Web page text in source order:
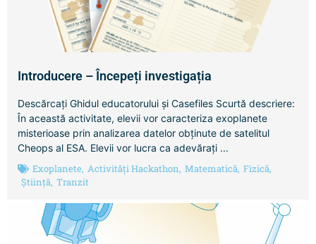
Introducere – Începeți investigația
Descărcați Ghidul educatorului și Casefiles Scurtă descriere:
În această activitate, elevii vor caracteriza exoplanete
misterioase prin analizarea datelor obținute de satelitul
Cheops al ESA. Elevii vor lucra ca adevărați ...
Exoplanete, Activități Hackathon, Matematică, Fizică,
Știință, Tranzit